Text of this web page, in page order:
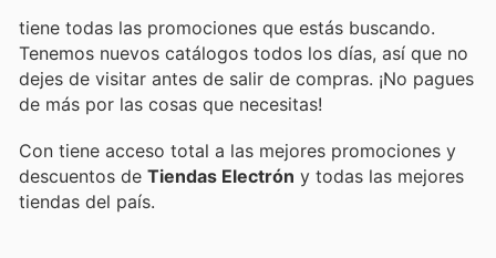
tiene todas las promociones que estás buscando.
Tenemos nuevos catálogos todos los días, así que no
dejes de visitar antes de salir de compras. ¡No pagues
de más por las cosas que necesitas!
Con tiene acceso total a las mejores promociones y
descuentos de Tiendas Electrón y todas las mejores
tiendas del país.